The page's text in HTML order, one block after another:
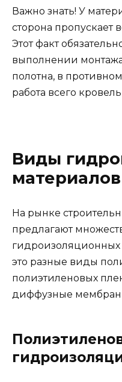
Важно знать! У
сторона пропускает
Этот факт
выполнении
полотна, в
работа всего
Виды
материалов
На рынке
предлагают
это разные виды
полиэтиленовых
диффузные